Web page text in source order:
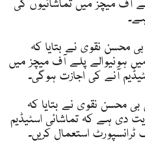
آف میچز میں تماشائیوں کی
محسن نقوی نے بتایا کہ
ہونیوالے پلے آف میچز میں
آنے کی اجازت ہوگی۔
محسن نقوی نے بتایا کہ
دی ہے کہ تماشائی اسٹیڈیم
استعمال کریں۔